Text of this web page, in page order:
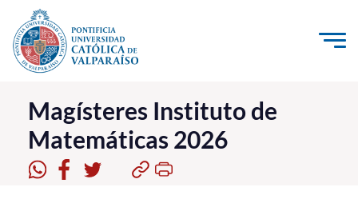
Click acá para ir directamente al contenido
La Universidad
Investigación, Creación e Innovación
PUCV Internacional
Magísteres Instituto de
Matemáticas 2026